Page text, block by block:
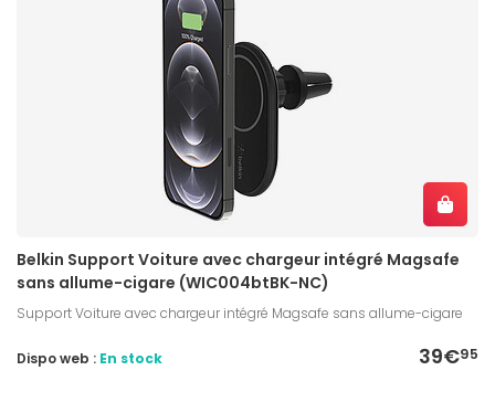
Belkin Support Voiture avec chargeur intégré Magsafe
sans allume-cigare (WIC004btBK-NC)
Support Voiture avec chargeur intégré Magsafe sans allume-cigare
39€95
Dispo web : En stock